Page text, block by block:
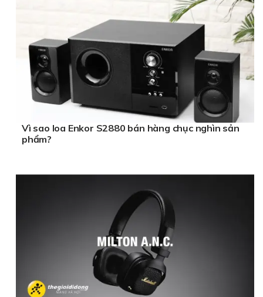
Vì sao loa Enkor S2880 bán hàng chục nghìn sản
phẩm?